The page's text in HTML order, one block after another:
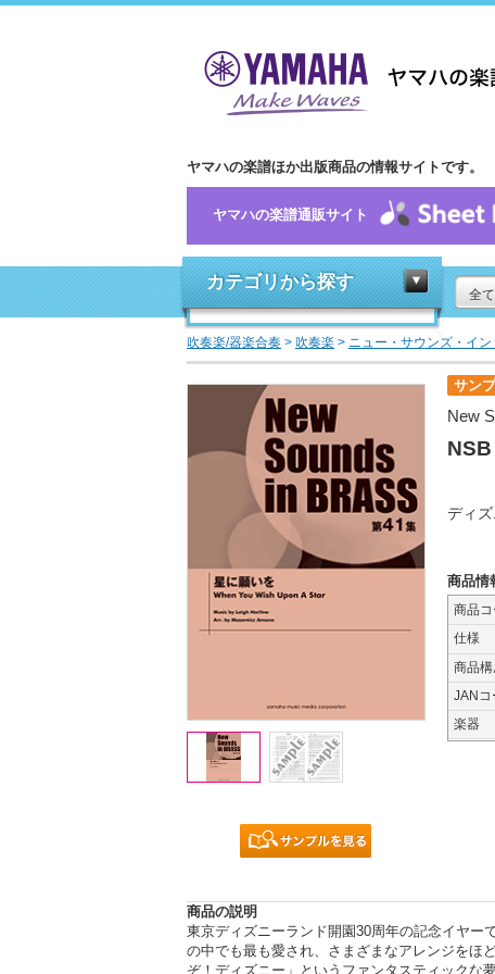
ヤマハの楽譜ほか出版商品の情報サイトです。
ヤマハの楽譜通販サイト
カテゴリから探す
全
吹奏楽/器楽合奏 > 吹奏楽 > ニュー・サウンズ・イン
サン
New
ディ
商品情
商品コ
仕様
商品
JANコ
楽器
商品の説明
東京ディズニーランド開園30周年の記念イヤー
の中でも最も愛され、さまざまなアレンジをほ
ぞ！ディズニー」というファンタスティックな